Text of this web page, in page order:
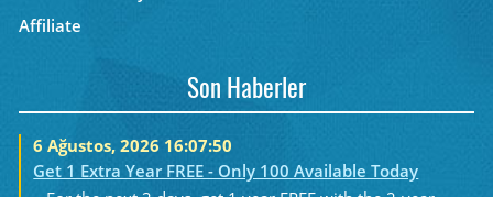
Affiliate
Son Haberler
6 Ağustos, 2026 16:07:50
Get 1 Extra Year FREE - Only 100 Available Today